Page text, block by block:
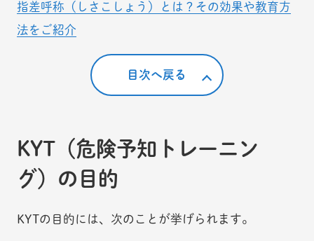
指差呼称（しさこしょう）とは？その効果や教育方
法をご紹介
目次へ戻る
KYT（危険予知トレーニン
グ）の目的
KYTの目的には、次のことが挙げられます。